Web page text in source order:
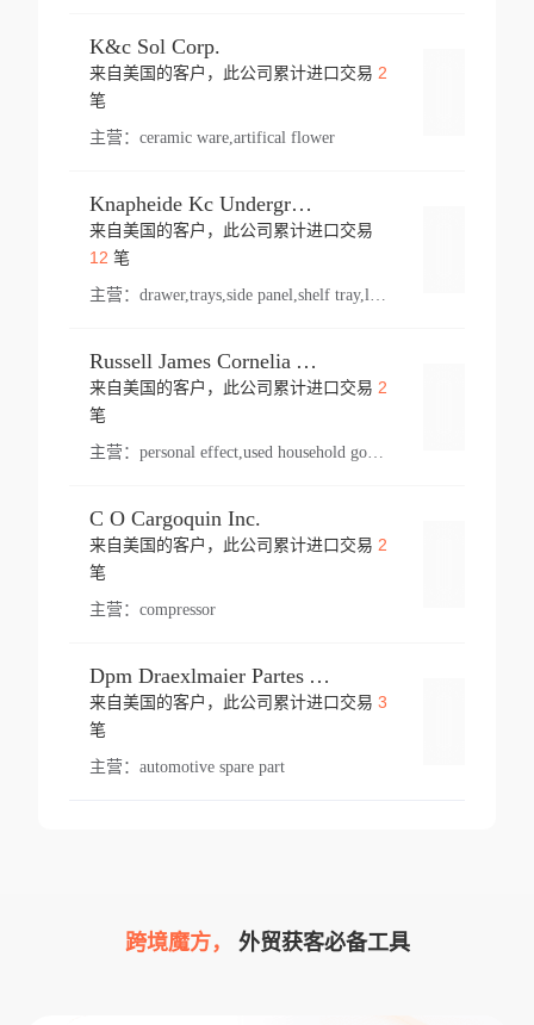
K&c Sol Corp.
来自美国的客户，此公司累计进口交易 2
笔
主营： ceramic ware,artifical flower
Knapheide Kc Underground
来自美国的客户，此公司累计进口交易
12 笔
主营：
Russell James Cornelia Arlington Va
来自美国的客户，此公司累计进口交易 2
笔
主营： personal effect,used household goods
C O Cargoquin Inc.
来自美国的客户，此公司累计进口交易 2
笔
主营： compressor
Dpm Draexlmaier Partes Automotrices Corr Ind Huejotzingo
来自美国的客户，此公司累计进口交易 3
笔
主营： automotive spare part
跨境魔方， 外贸获客必备工具